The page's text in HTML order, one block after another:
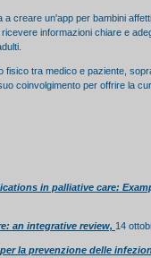
a creare un'app per bambini
informazioni chiare e
tra medico e paziente,
coinvolgimento per offrire la
in palliative care:
an integrative review, 14
la prevenzione delle